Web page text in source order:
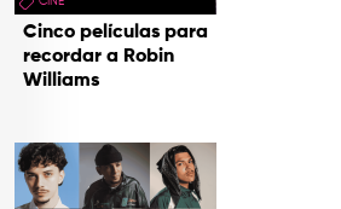
Cinco películas para
recordar a Robin
Williams